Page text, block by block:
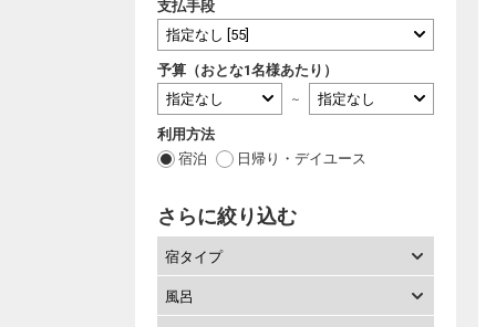
支払手段
予算（おとな1名様あたり）
～
利用方法
宿泊
日帰り・デイユース
さらに絞り込む
宿タイプ
風呂